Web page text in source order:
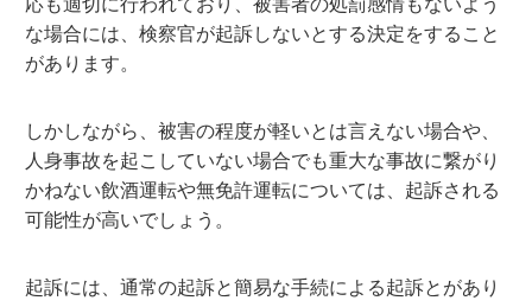
な場合には、検察官が起訴しないとする決定をすること
があります。
しかしながら、被害の程度が軽いとは言えない場合や、
人身事故を起こしていない場合でも重大な事故に繋がり
かねない飲酒運転や無免許運転については、起訴される
可能性が高いでしょう。
起訴には、通常の起訴と簡易な手続による起訴とがあり